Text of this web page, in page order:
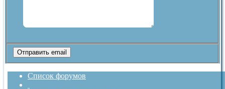
Список форумов